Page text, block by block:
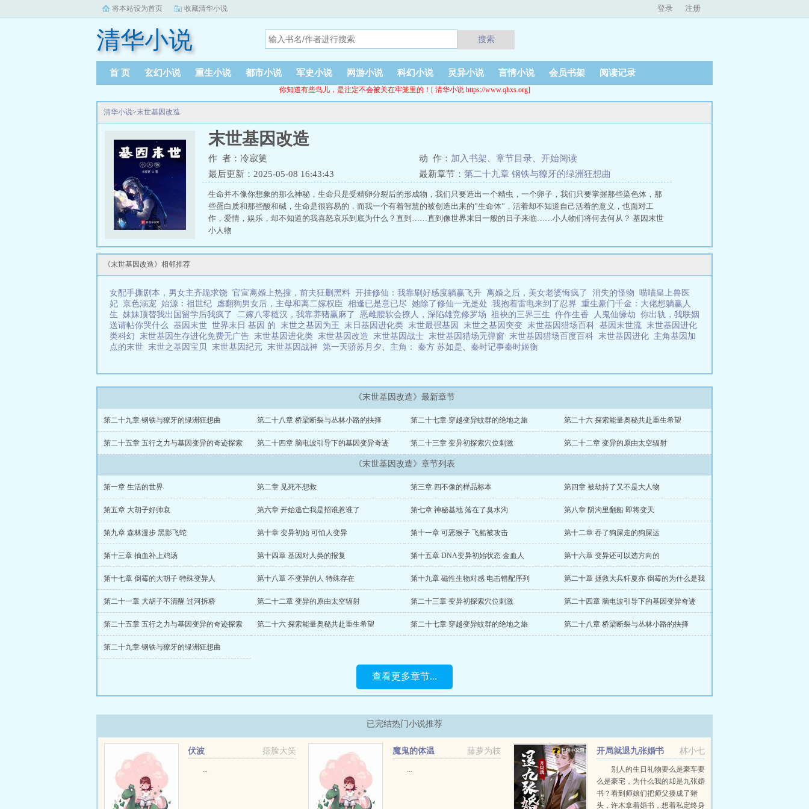
将本站设为首页 收藏清华小说 登录 注册
清华小说 搜索
首 页 玄幻小说 重生小说 都市小说 军史小说 网游小说 科幻小说 灵异小说 言情小说 会员书架 阅读记录
你知道有些鸟儿，是注定不会被关在牢笼里的！[ 清华小说 https://www.qhxs.org]
清华小说>末世基因改造
末世基因改造
作 者：冷寂筻 动 作： 加入书架 章节目录
开始阅读
最后更新：2025-05-08 16:43:43
最新章节： 第二十九章 钢铁与獠牙的绿洲狂想曲
生命并不像你想象的那么神秘，生命只是受精卵分裂后的形成物，我们只要造出一个精虫，一个卵子，我们只要掌握那些染色体，那
些蛋白质和那些酸和碱，生命是很容易的，而我一个有着智慧的被创造出来的”生命体”，活着却不知道自己活着的意义，也面对工
作，爱情，娱乐，却不知道的我喜怒哀乐到底为什么？直到……直到像世界末日一般的日子来临……小人物们将何去何从？ 基因末世
小人物
《末世基因改造》相邻推荐
女配手撕剧本，男女主齐跪求饶 官宣离婚上热搜，前夫狂删黑料 开挂修仙：我靠刷好感度躺赢飞升 离婚之后，美女老婆悔疯了 消失的怪物 喵喵皇上兽医
妃 京色溺宠 始源：祖世纪 虐翻狗男女后，主母和离二嫁权臣 相逢已是意已尽 她除了修仙一无是处 我抱着雷电来到了忍界 重生豪门千金：大佬想躺赢人
生 妹妹顶替我出国留学后我疯了 二嫁八零糙汉，我靠养猪赢麻了 恶雌腰软会撩人，深陷雄竞修罗场 祖袂的三界三生 仵作生香 人鬼仙缘劫 你出轨，我联姻
送请帖你哭什么 基因末世 世界末日 基因 的 末世之基因为王 末日基因进化类 末世最强基因 末世之基因突变 末世基因猎场百科 基因末世流 末世基因进化
类科幻 末世基因生存进化免费无广告 末世基因进化类 末世基因改造 末世基因战士 末世基因猎场无弹窗 末世基因猎场百度百科 末世基因进化 主角基因加
点的末世 末世之基因宝贝 末世基因纪元 末世基因战神 第一天骄苏月夕、 主角： 秦方 苏如是、 秦时记事秦时姬衡
《末世基因改造》最新章节
第二十九章 钢铁与獠牙的绿洲狂想曲 第二十八章 桥梁断裂与丛林小路的抉择 第二十七章 穿越变异蚊群的绝地之旅 第二十六 探索能量奥秘共赴重生希望
第二十五章 五行之力与基因变异的奇迹探索 第二十四章 脑电波引导下的基因变异奇迹 第二十三章 变异初探索穴位刺激 第二十二章 变异的原由太空辐射
《末世基因改造》章节列表
第一章 生活的世界 第二章 见死不想救 第三章 四不像的样品标本 第四章 被劫持了又不是大人物
第五章 大胡子好帅衰 第六章 开始逃亡我是招谁惹谁了 第七章 神秘基地 落在了臭水沟 第八章 阴沟里翻船 即将变天
第九章 森林漫步 黑影飞蛇 第十章 变异初始 可怕人变异 第十一章 可恶猴子 飞船被攻击 第十二章 吞了狗屎走的狗屎运
第十三章 抽血补上鸡汤 第十四章 基因对人类的报复 第十五章 DNA变异初始状态 金血人 第十六章 变异还可以选方向的
第十七章 倒霉的大胡子 特殊变异人 第十八章 不变异的人 特殊存在 第十九章 磁性生物对感 电击错配序列 第二十章 拯救大兵轩夏亦 倒霉的为什么是我
第二十一章 大胡子不清醒 过河拆桥 第二十二章 变异的原由太空辐射 第二十三章 变异初探索穴位刺激 第二十四章 脑电波引导下的基因变异奇迹
第二十五章 五行之力与基因变异的奇迹探索 第二十六 探索能量奥秘共赴重生希望 第二十七章 穿越变异蚊群的绝地之旅 第二十八章 桥梁断裂与丛林小路的抉择
第二十九章 钢铁与獠牙的绿洲狂想曲
查看更多章节...
已完结热门小说推荐
捂脸大笑
伏波
...
藤萝为枝
魔鬼的体温
...
林小七
开局就退九张婚书
别人的生日礼物要么是豪车要
么是豪宅，为什么我的却是九张婚
书？看到师娘们把师父揍成了猪
头，许木拿着婚书，想着私定终身